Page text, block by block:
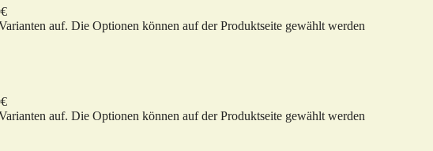
auf. Die Optionen können auf der Produktseite gewählt werden
auf. Die Optionen können auf der Produktseite gewählt werden